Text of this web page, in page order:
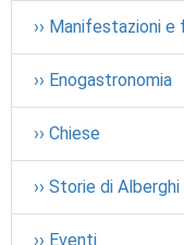
›› Manifestazioni
›› Enogastronomia
›› Chiese
›› Storie di Alberghi
›› Eventi